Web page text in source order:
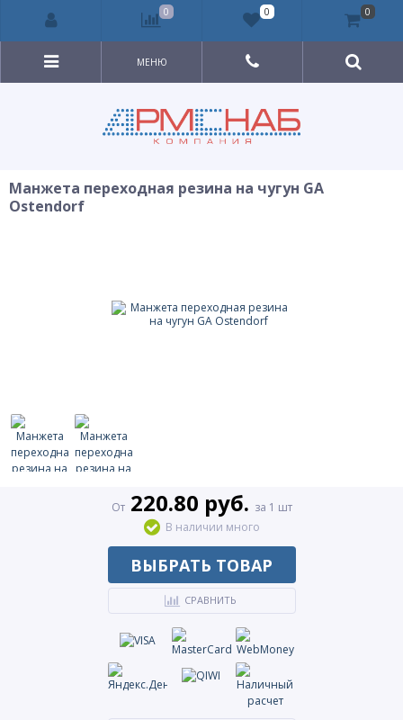
МЕНЮ
Манжета переходная резина на чугун GA
Ostendorf
От220.80 руб. за 1 шт
В наличии много
ВЫБРАТЬ ТОВАР
СРАВНИТЬ
0 0 0